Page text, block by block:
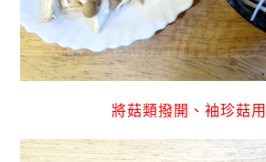
將菇類撥開、袖珍菇